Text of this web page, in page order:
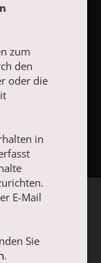
zum
den
oder die
in
E-Mail
Sie
.